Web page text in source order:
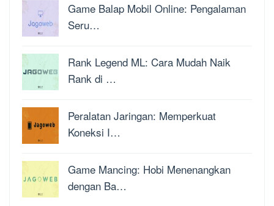
Game Balap Mobil Online: Pengalaman
Seru…
Rank Legend ML: Cara Mudah Naik
Rank di …
Peralatan Jaringan: Memperkuat
Koneksi I…
Game Mancing: Hobi Menenangkan
dengan Ba…